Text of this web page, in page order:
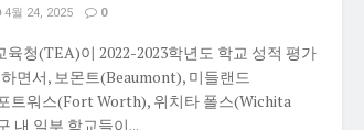
4월 24, 2025 0
육청(TEA)이 2022-2023학년도 학교 성적 평가
면서, 보몬트(Beaumont), 미들랜드
트워스(Fort Worth), 위치타 폴스(Wichita
내 일부 학교들이...